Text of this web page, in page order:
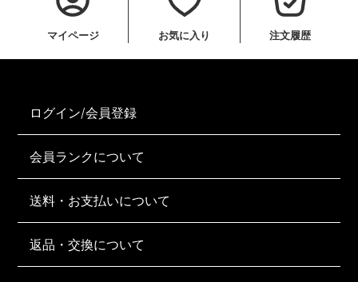
マイページ お気に入り 注文履歴
ログイン/会員登録
会員ランクについて
送料・お支払いについて
返品・交換について